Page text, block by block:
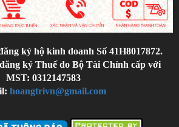
ký hộ kinh doanh Số 41H8017872.
ký Thuế do Bộ Tài Chính cấp với
MST: 0312147583
hoangtrivn@gmail.com